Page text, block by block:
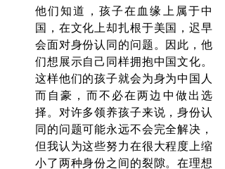
他们知道，孩子在血缘上属于中
国，在文化上却扎根于美国，迟早
会面对身份认同的问题。因此，他
们想展示自己同样拥抱中国文化。
这样他们的孩子就会为身为中国人
而自豪，而不必在两边中做出选
择。对许多领养孩子来说，身份认
同的问题可能永远不会完全解决，
但我认为这些努力在很大程度上缩
小了两种身份之间的裂隙。在理想